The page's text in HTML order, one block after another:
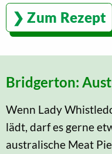
Zum Rezept
Bridgerton:
Wenn Lady
lädt, darf es gerne
australische Meat